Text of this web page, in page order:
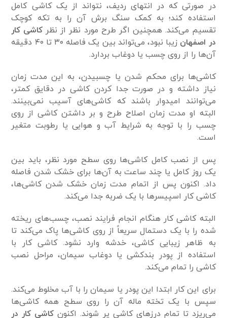
در صورتی که در انتهای ردیف، نتواند از یک کاشی کامل
استفاده کند؛ به کمک سنگ برش آن را به تکه کوچک
تقسیم می‌کند. همچنین اگر طرح مورد نظر از نظر کاشی کار
در اصفهان
زیبا نبود، می‌تواند بین یک فاصله ۳۰ تا ۴۰ دقیقه
آن‌ها را از روی چسب یا دوغاب بردارد.
کاشی‌ها برای محکم شدن یا چسبیدن، به این مدت زمان
نیاز داشته و در صورت جدا کردن کاشی در دقایق کمتر،
می‌توانند ‌امیدوار باشند که کاشی‌های آسیب نمی‌بینند.
البته او مدت زمان اصلاح طرح و بر داشتن کاشی از روی
چسب را با توجه به شرایط آب و هوایی یا رطوبت متغیر
است.
پس از نصب کامل کاشی‌ها روی سطح مورد نظر، باید بین
یک روز کامل یا چند ساعت به آن‌ها برای خشک شدن فاصله
داد. اکنون پس از اتمام مدت زمان خشک شدن کاشی‌ها،
کاشی کار اسپیسر‌ها با یک ضربه جدا می‌کند.
البته کاشی کار هنگام انجام فرایند نصب، چسب‌های ریخته
شده را با یک دستمال سریعاً از روی کاشی‌ها پاک می‌کند تا
به ظاهر زیبایی کاشی، خدشه وارد نشود. کاشی کار با
استفاده از پودر بندکشی یا دوغاب سیمان، مراحل نصب
کاشی را تمام می‌کند.
برای این کار ابتدا این پودر یا سیمان را با آب مخلوط می‌کند.
سپس با یک تخته ماله آن را روی سطح همه کاشی‌ها
می‌ریزد تا تمام درز‌های کاشی پر شوند. اکنون کاشی کار در